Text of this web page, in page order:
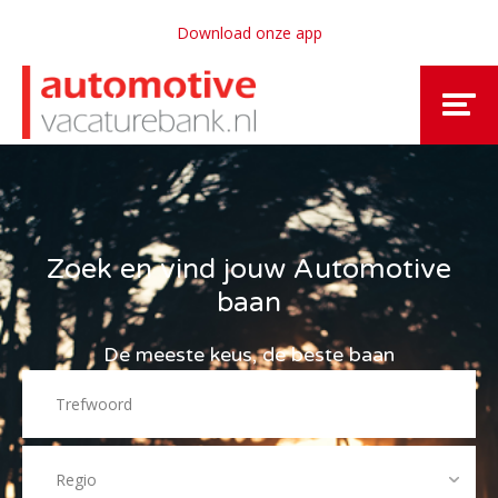
Download onze app
Zoek en vind jouw Automotive
baan
De meeste keus, de beste baan